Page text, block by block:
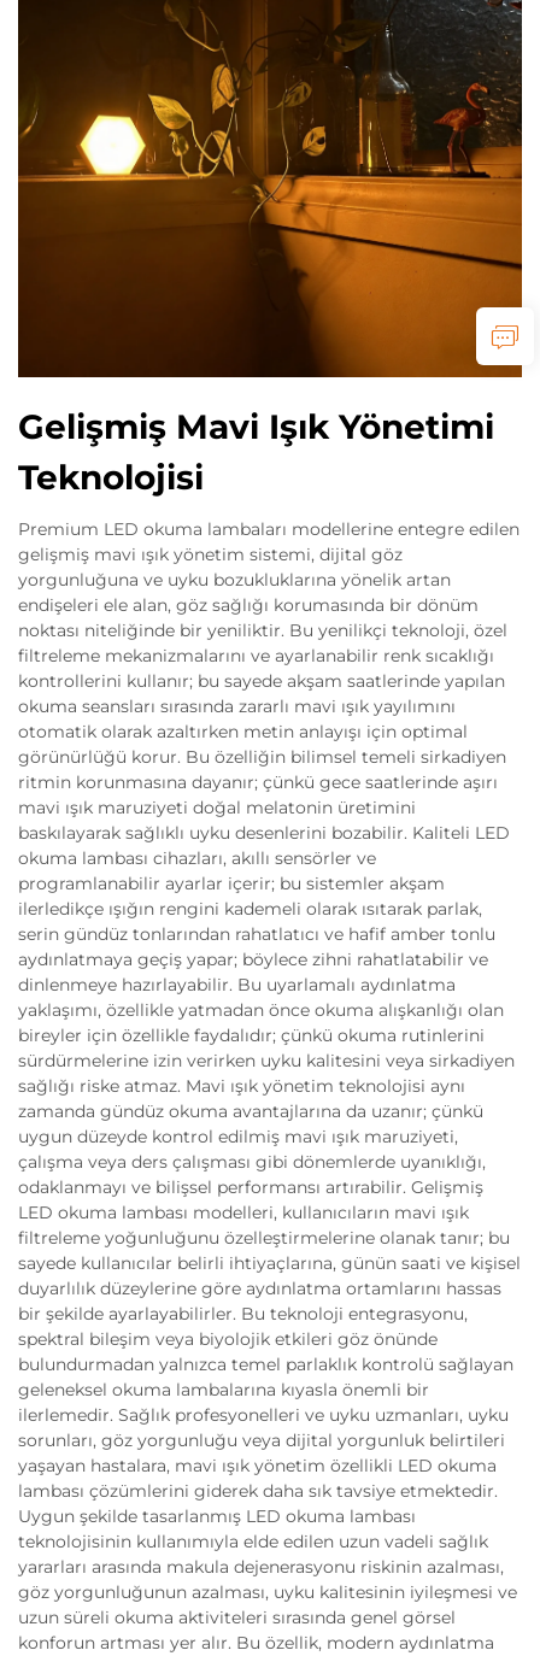
Gelişmiş Mavi Işık Yönetimi
Teknolojisi
Premium LED okuma lambaları modellerine entegre edilen
gelişmiş mavi ışık yönetim sistemi, dijital göz
yorgunluğuna ve uyku bozukluklarına yönelik artan
endişeleri ele alan, göz sağlığı korumasında bir dönüm
noktası niteliğinde bir yeniliktir. Bu yenilikçi teknoloji, özel
filtreleme mekanizmalarını ve ayarlanabilir renk sıcaklığı
kontrollerini kullanır; bu sayede akşam saatlerinde yapılan
okuma seansları sırasında zararlı mavi ışık yayılımını
otomatik olarak azaltırken metin anlayışı için optimal
görünürlüğü korur. Bu özelliğin bilimsel temeli sirkadiyen
ritmin korunmasına dayanır; çünkü gece saatlerinde aşırı
mavi ışık maruziyeti doğal melatonin üretimini
baskılayarak sağlıklı uyku desenlerini bozabilir. Kaliteli LED
okuma lambası cihazları, akıllı sensörler ve
programlanabilir ayarlar içerir; bu sistemler akşam
ilerledikçe ışığın rengini kademeli olarak ısıtarak parlak,
serin gündüz tonlarından rahatlatıcı ve hafif amber tonlu
aydınlatmaya geçiş yapar; böylece zihni rahatlatabilir ve
dinlenmeye hazırlayabilir. Bu uyarlamalı aydınlatma
yaklaşımı, özellikle yatmadan önce okuma alışkanlığı olan
bireyler için özellikle faydalıdır; çünkü okuma rutinlerini
sürdürmelerine izin verirken uyku kalitesini veya sirkadiyen
sağlığı riske atmaz. Mavi ışık yönetim teknolojisi aynı
zamanda gündüz okuma avantajlarına da uzanır; çünkü
uygun düzeyde kontrol edilmiş mavi ışık maruziyeti,
çalışma veya ders çalışması gibi dönemlerde uyanıklığı,
odaklanmayı ve bilişsel performansı artırabilir. Gelişmiş
LED okuma lambası modelleri, kullanıcıların mavi ışık
filtreleme yoğunluğunu özelleştirmelerine olanak tanır; bu
sayede kullanıcılar belirli ihtiyaçlarına, günün saati ve kişisel
duyarlılık düzeylerine göre aydınlatma ortamlarını hassas
bir şekilde ayarlayabilirler. Bu teknoloji entegrasyonu,
spektral bileşim veya biyolojik etkileri göz önünde
bulundurmadan yalnızca temel parlaklık kontrolü sağlayan
geleneksel okuma lambalarına kıyasla önemli bir
ilerlemedir. Sağlık profesyonelleri ve uyku uzmanları, uyku
sorunları, göz yorgunluğu veya dijital yorgunluk belirtileri
yaşayan hastalara, mavi ışık yönetim özellikli LED okuma
lambası çözümlerini giderek daha sık tavsiye etmektedir.
Uygun şekilde tasarlanmış LED okuma lambası
teknolojisinin kullanımıyla elde edilen uzun vadeli sağlık
yararları arasında makula dejenerasyonu riskinin azalması,
göz yorgunluğunun azalması, uyku kalitesinin iyileşmesi ve
uzun süreli okuma aktiviteleri sırasında genel görsel
konforun artması yer alır. Bu özellik, modern aydınlatma